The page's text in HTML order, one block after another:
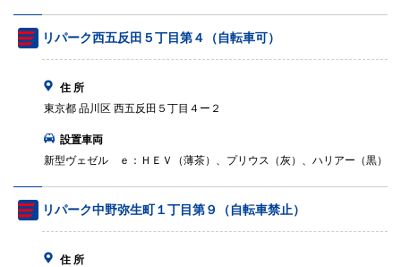
リパーク西五反田５丁目第４（自転車可）
住 所
東京都 品川区 西五反田５丁目４ー２
設置車両
新型ヴェゼル ｅ：ＨＥＶ（薄茶）、プリウス（灰）、ハリアー（黒）
リパーク中野弥生町１丁目第９（自転車禁止）
住 所